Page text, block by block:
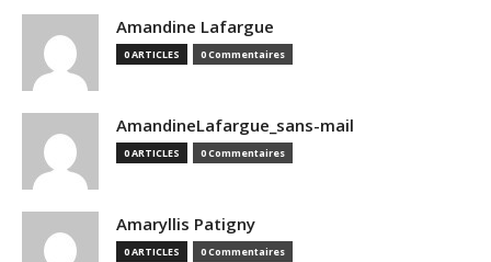
Amandine Lafargue
0 ARTICLES 0 Commentaires
AmandineLafargue_sans-mail
0 ARTICLES 0 Commentaires
Amaryllis Patigny
0 ARTICLES 0 Commentaires